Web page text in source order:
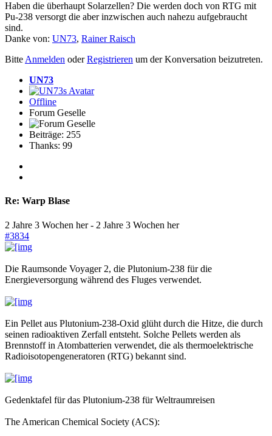
Haben die überhaupt Solarzellen? Die werden doch von RTG mit
Pu-238 versorgt die aber inzwischen auch nahezu aufgebraucht
sind.
Danke von: UN73, Rainer Raisch
Bitte Anmelden oderRegistrieren um der Konversation beizutreten.
UN73
Offline
Forum Geselle
Beiträge: 255
Thanks: 99
Re: Warp Blase
2 Jahre 3 Wochen her- 2 Jahre 3 Wochen her
#3834
Die Raumsonde Voyager 2, die Plutonium-238 für die
Energieversorgung während des Fluges verwendet.
Ein Pellet aus Plutonium-238-Oxid glüht durch die Hitze, die durch
seinen radioaktiven Zerfall entsteht. Solche Pellets werden als
Brennstoff in Atombatterien verwendet, die als thermoelektrische
Radioisotopengeneratoren (RTG) bekannt sind.
Gedenktafel für das Plutonium-238 für Weltraumreisen
The American Chemical Society (ACS):